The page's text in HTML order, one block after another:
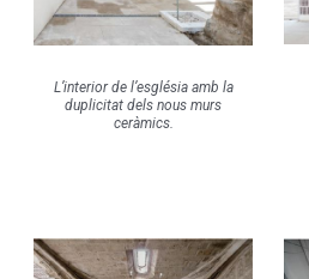
L’interior de l’església amb la
duplicitat dels nous murs
ceràmics.